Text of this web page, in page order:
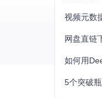
视频元数
网盘直链